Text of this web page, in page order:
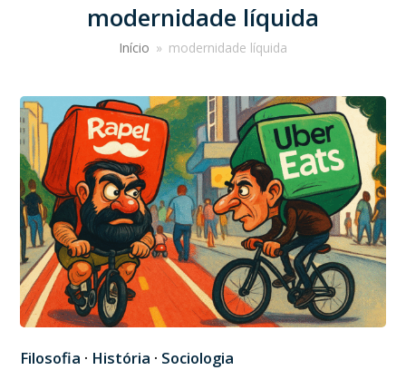
modernidade líquida
Início » modernidade líquida
Filosofia · História · Sociologia